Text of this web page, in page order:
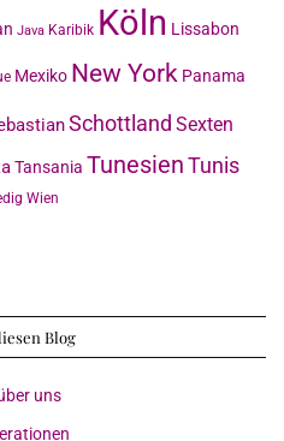
Java Karibik Köln Lissabon
Mexiko New York Panama
Schottland Sexten
Tansania TunesienTunis
Wien
Blog
uns